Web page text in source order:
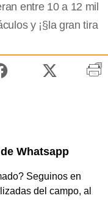
entre 10 a 12 mil
y ¡§la gran tira
Whatsapp
Seguinos en
del campo, al